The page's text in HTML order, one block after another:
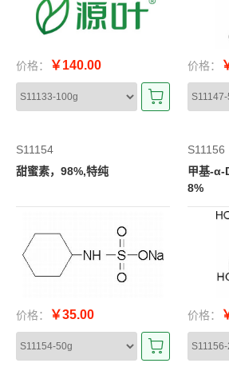
价格： ￥140.00 价格：
S11154
甜蜜素，98%,特纯
价格： ￥35.00
S11156
甲基-α-
8%
价格：